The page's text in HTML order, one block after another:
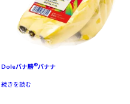
Doleバナ勝®バナナ
続きを読む